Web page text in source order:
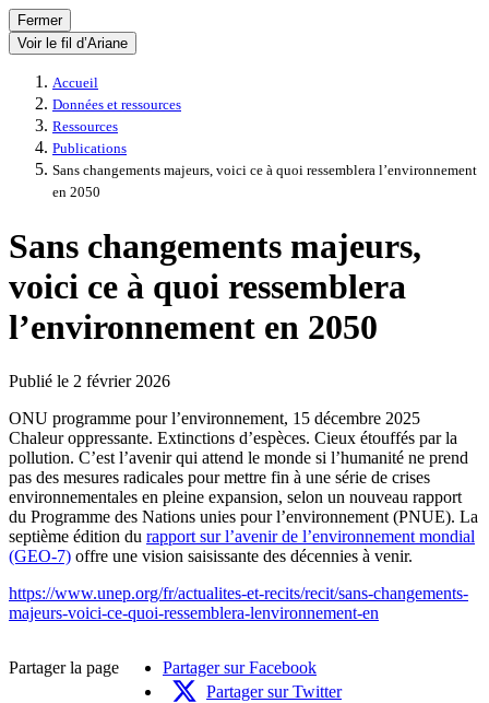
Fermer
Voir le fil d’Ariane
Accueil
Données et ressources
Ressources
Publications
Sans changements majeurs, voici ce à quoi ressemblera l’environnement
en 2050
Sans changements majeurs,
voici ce à quoi ressemblera
l’environnement en 2050
Publié le 2 février 2026
ONU programme pour l’environnement, 15 décembre 2025
Chaleur oppressante. Extinctions d’espèces. Cieux étouffés par la
pollution. C’est l’avenir qui attend le monde si l’humanité ne prend
pas des mesures radicales pour mettre fin à une série de crises
environnementales en pleine expansion, selon un nouveau rapport
du Programme des Nations unies pour l’environnement (PNUE). La
septième édition du rapport sur l’avenir de l’environnement mondial
(GEO-7) offre une vision saisissante des décennies à venir.
https://www.unep.org/fr/actualites-et-recits/recit/sans-changements-
majeurs-voici-ce-quoi-ressemblera-lenvironnement-en
Partager la page
Partager sur Facebook
Partager sur Twitter